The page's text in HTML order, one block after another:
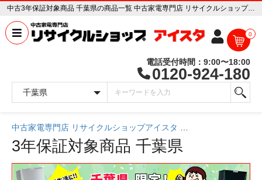
中古3年保証対象商品 千葉県の商品一覧 中古家電専門店 リサイクルショップ アイスタ
0
電話受付時間：9:00〜18:00
0120-924-180
中古家電専門店 リサイクルショップアイスタ
3年保証対象商品 千葉県